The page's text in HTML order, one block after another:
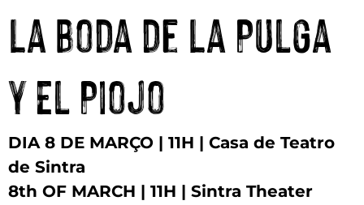
La Boda de La Pulga
y El Piojo
DIA 8 DE MARÇO | 11H | Casa de Teatro
de Sintra
8th OF MARCH | 11H | Sintra Theater